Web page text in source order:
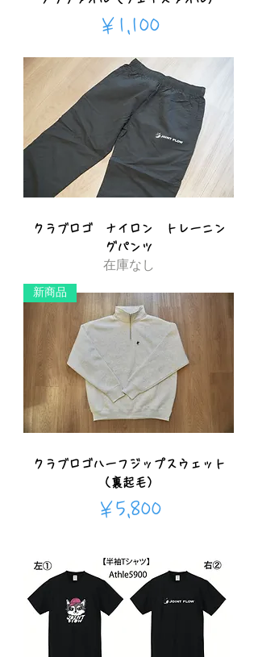
価格
￥1,100
クラブロゴ ナイロン トレーニン
グパンツ
在庫なし
新商品
クラブロゴハーフジップスウェット
（裏起毛）
価格
￥5,800